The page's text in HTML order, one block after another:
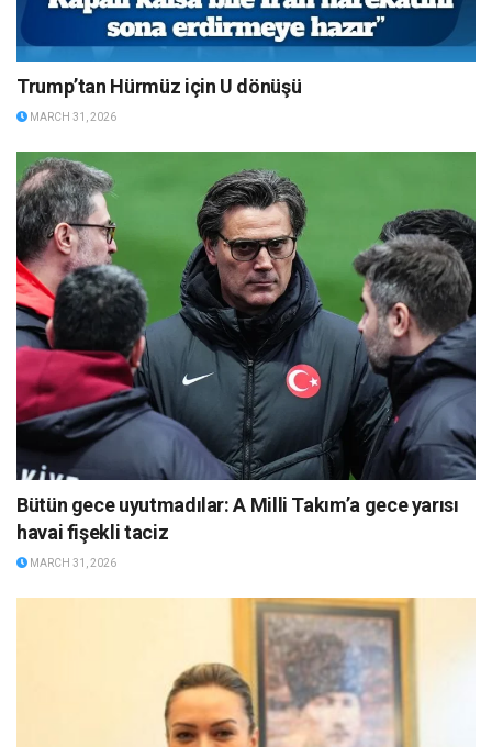
Trump’tan Hürmüz için U dönüşü
MARCH 31, 2026
Bütün gece uyutmadılar: A Milli Takım’a gece yarısı
havai fişekli taciz
MARCH 31, 2026